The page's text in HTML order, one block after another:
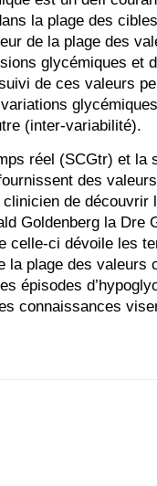
la plage des
de la plage des
glycémiques et
de ces valeurs
(inter-variabilité).
réel (SCGtr) et la
des
de
Goldenberg la Dre
celle-ci dévoile les
la plage des
épisodes
connaissances